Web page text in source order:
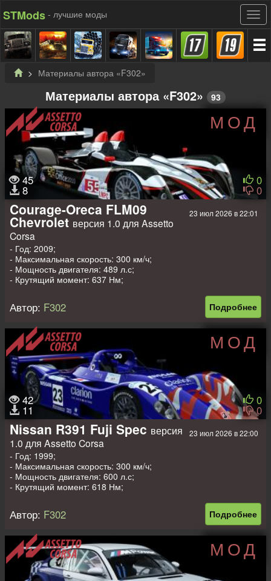
STMods - лучшие моды
Материалы автора «F302»
Материалы автора «F302» 93
МОД
45
8
0
0
23 июл 2026 в 22:01
Courage-Oreca FLM09
Chevrolet версия 1.0 для Assetto
Corsa
- Год: 2009;
- Максимальная скорость: 300 км/ч;
- Мощность двигателя: 489 л.с;
- Крутящий момент: 637 Нм;
Подробнее
Автор: F302
МОД
42
11
0
0
23 июл 2026 в 22:00
Nissan R391 Fuji Spec версия
1.0 для Assetto Corsa
- Год: 1999;
- Максимальная скорость: 300 км/ч;
- Мощность двигателя: 600 л.с;
- Крутящий момент: 618 Нм;
Подробнее
Автор: F302
МОД